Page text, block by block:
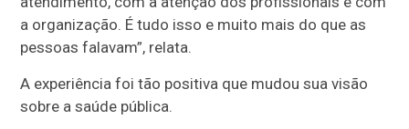
a organização. É tudo isso e muito mais do que as
pessoas falavam”, relata.
A experiência foi tão positiva que mudou sua visão
sobre a saúde pública.